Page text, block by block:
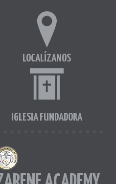
LOCALÍZANOS
IGLESIA FUNDADORA